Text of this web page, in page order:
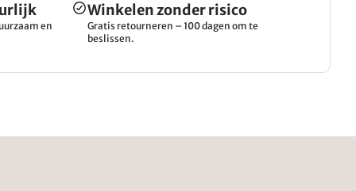
en
Winkelen zonder risico
Gratis retourneren – 100 dagen om te
beslissen.